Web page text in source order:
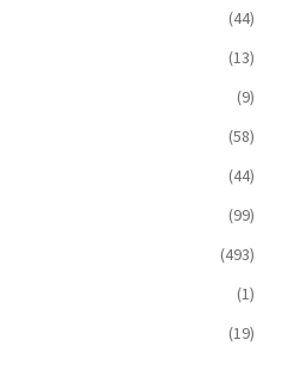
(44)
(13)
(9)
(58)
(44)
(99)
(493)
(1)
(19)